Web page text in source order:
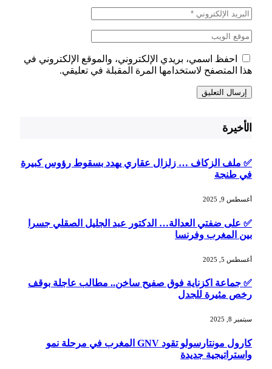
احفظ اسمي، بريدي الإلكتروني، والموقع الإلكتروني في
هذا المتصفح لاستخدامها المرة المقبلة في تعليقي.
الأخيرة
✅ ملف الزكاف … زلزال عقاري يهدد بسقوط رؤوس كبيرة
في طنجة
أغسطس 9, 2025
✅ على ضفتي العدالة… الدكتور عبد الجليل الصقلي جسرا
بين المغرب وفرنسا
أغسطس 5, 2025
✅ جماعة اكزناية فوق صفيح ساخن.. مطالب عاجلة بوقف
رخص مثيرة للجدل
سبتمبر 8, 2025
كارول مونتارسولو تقود GNV المغرب في مرحلة نمو
واستراتيجية جديدة